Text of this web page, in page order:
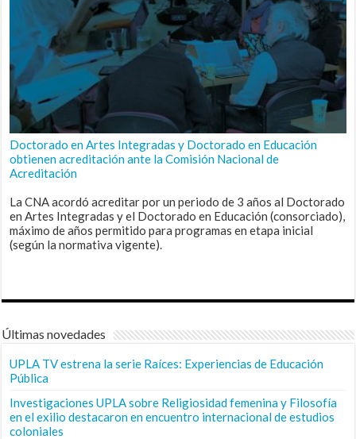
Doctorado en Artes Integradas y Doctorado en Educación
obtienen acreditación ante la Comisión Nacional de
Acreditación
La CNA acordó acreditar por un periodo de 3 años al Doctorado
en Artes Integradas y el Doctorado en Educación (consorciado),
máximo de años permitido para programas en etapa inicial
(según la normativa vigente).
Últimas novedades
UPLA TV estrena la serie Raíces: Experiencias de Educación
Pública
Investigaciones UPLA sobre Religiosidad femenina y Filosofía
en el exilio destacaron en encuentro internacional de estudios
coloniales